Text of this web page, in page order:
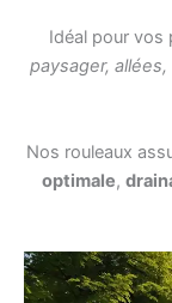
Idéal pour vos
paysager,
Nos rouleaux
optimale,